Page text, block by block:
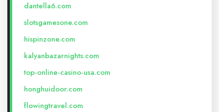
dantella6.com
slotsgamesone.com
hispinzone.com
kalyanbazarnights.com
top-online-casino-usa.com
honghuidoor.com
flowingtravel.com